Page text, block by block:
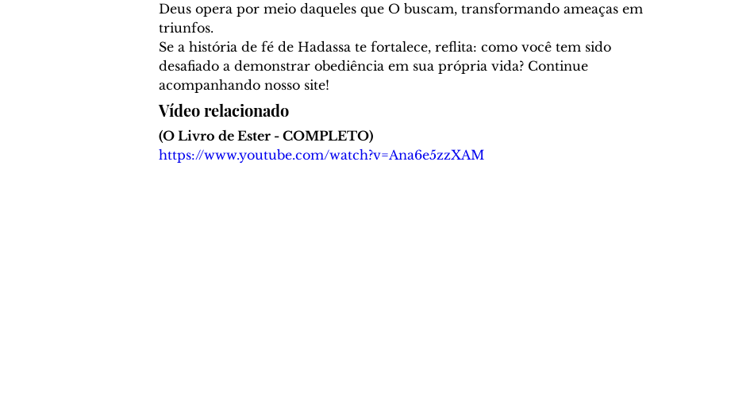
Deus opera por meio daqueles que O buscam, transformando ameaças em
triunfos.
Se a história de fé de Hadassa te fortalece, reflita: como você tem sido
desafiado a demonstrar obediência em sua própria vida? Continue
acompanhando nosso site!
Vídeo relacionado
(O Livro de Ester - COMPLETO)
https://www.youtube.com/watch?v=Ana6e5zzXAM